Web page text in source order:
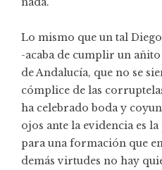
Lo mismo que un tal
-acaba de cumplir un
de Andalucía, que no se
cómplice de las
ha celebrado boda y
ojos ante la evidencia es
para una formación que
demás virtudes no hay